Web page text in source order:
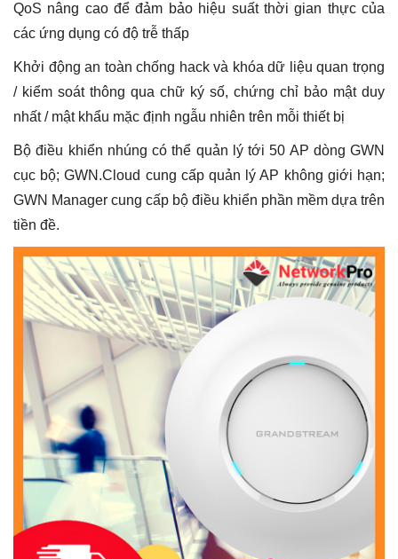
QoS nâng cao để đảm bảo hiệu suất thời gian thực của
các ứng dụng có độ trễ thấp
Khởi động an toàn chống hack và khóa dữ liệu quan trọng
/ kiểm soát thông qua chữ ký số, chứng chỉ bảo mật duy
nhất / mật khẩu mặc định ngẫu nhiên trên mỗi thiết bị
Bộ điều khiển nhúng có thể quản lý tới 50 AP dòng GWN
cục bộ; GWN.Cloud cung cấp quản lý AP không giới hạn;
GWN Manager cung cấp bộ điều khiển phần mềm dựa trên
tiền đề.